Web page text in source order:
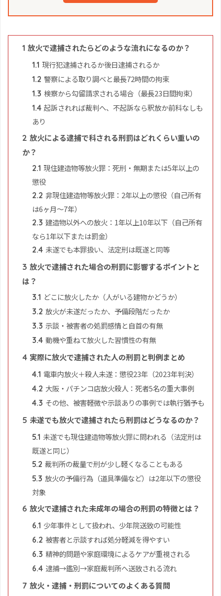
1 放火で逮捕されたらどのような流れになるのか？
1.1 現行犯逮捕されるか後日逮捕されるか
1.2 警察による取り調べと最長72時間の拘束
1.3 検察から勾留請求される場合（最長23日間拘束）
1.4 起訴されれば裁判へ、不起訴なら釈放か前科なしも
あり
2 放火による逮捕で科される刑罰はどれくらい重いの
か？
2.1 現住建造物等放火罪：死刑・無期または5年以上の
懲役
2.2 非現住建造物等放火罪：2年以上の懲役（自己所有
は6ヶ月〜7年）
2.3 建造物以外への放火：1年以上10年以下（自己所有
なら1年以下または罰金）
2.4 未遂でも本罪扱い、法定刑は既遂と同等
3 放火で逮捕された場合の刑罰に影響するポイントと
は？
3.1 どこに放火したか（人がいる建物かどうか）
3.2 放火が未遂だったか、予備段階だったか
3.3 示談・被害者の処罰感情と自首の有無
3.4 動機や重ねて放火した習慣性の有無
4 実際に放火で逮捕された人の刑罰と判例まとめ
4.1 電車内放火＋殺人未遂：懲役23年（2023年判決）
4.2 大阪・パチンコ店放火殺人：死者5名の重大事例
4.3 その他、被害軽微や示談ありの事例では執行猶予も
5 未遂でも放火で逮捕されたら刑罰はどうなるのか？
5.1 未遂でも現住建造物等放火罪に問われる（法定刑は
既遂と同じ）
5.2 裁判所の裁量で刑が少し軽くなることもある
5.3 放火の予備行為（道具準備など）は2年以下の懲役
対象
6 放火で逮捕された未成年の場合の刑罰の特徴とは？
6.1 少年事件として扱われ、少年院送致の可能性
6.2 被害者と示談すれば処分軽減を得やすい
6.3 精神的問題や家庭環境によるケアが重視される
6.4 逮捕→鑑別→家庭裁判所へ送致される流れ
7 放火・逮捕・刑罰についてのよくある質問